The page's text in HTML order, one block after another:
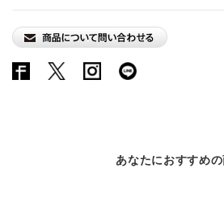
あなたにおすすめ